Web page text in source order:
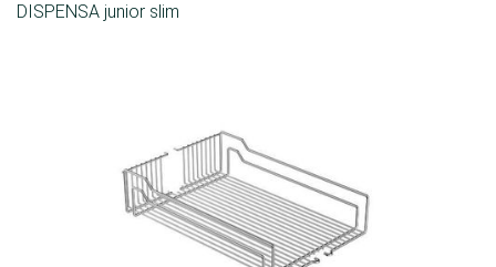
DISPENSA junior slim